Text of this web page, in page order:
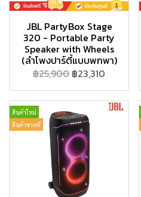
JBL PartyBox Stage
320 - Portable Party
Speaker with Wheels
(ลำโพงปาร์ตี้แบบพกพา)
฿25,900 ฿23,310
สินค้าใหม่
สินค้าขายดี